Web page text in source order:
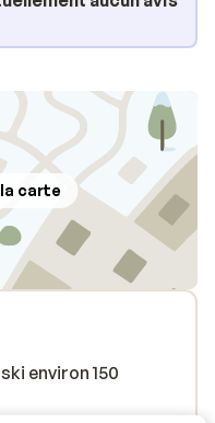
carte
environ 150